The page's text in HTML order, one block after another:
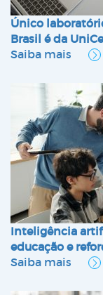
Único
Brasil é da
Saiba mais
Inteligência
educação e
Saiba mais